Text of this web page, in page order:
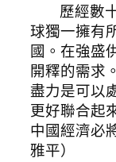
歷經數
球獨一擁有
國。在強盛
開釋的需求
盡力是可以
更好聯合起
中國經濟必
雅平）